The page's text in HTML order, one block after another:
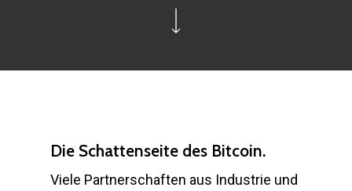
Die Schattenseite des Bitcoin.
Viele Partnerschaften aus Industrie und